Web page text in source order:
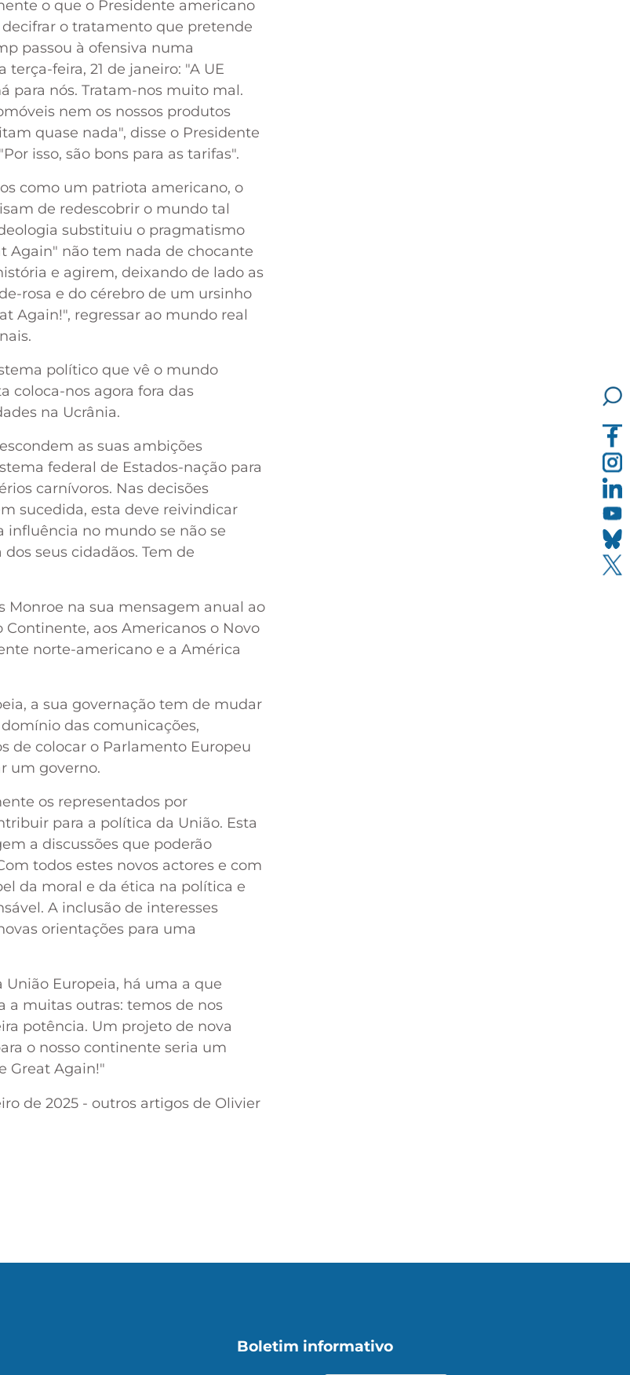
o que o Presidente americano
o tratamento que pretende
passou à ofensiva numa
feira, 21 de janeiro: "A UE
para nós. Tratam-nos muito mal.
nem os nossos produtos
quase nada", disse o Presidente
isso, são bons para as tarifas".
como um patriota americano, o
de redescobrir o mundo tal
substituiu o pragmatismo
Again" não tem nada de chocante
e agirem, deixando de lado as
rosa e do cérebro de um ursinho
Again!", regressar ao mundo real
político que vê o mundo
coloca-nos agora fora das
na Ucrânia.
as suas ambições
federal de Estados-nação para
carnívoros. Nas decisões
sucedida, esta deve reivindicar
influência no mundo se não se
seus cidadãos. Tem de
Monroe na sua mensagem anual ao
Continente, aos Americanos o Novo
norte-americano e a América
a sua governação tem de mudar
das comunicações,
de colocar o Parlamento Europeu
um governo.
os representados por
para a política da União. Esta
a discussões que poderão
todos estes novos actores e com
da moral e da ética na política e
A inclusão de interesses
orientações para uma
Europeia, há uma a que
a muitas outras: temos de nos
potência. Um projeto de nova
o nosso continente seria um
Great Again!"
de 2025 - outros artigos de Olivier
Boletim informativo